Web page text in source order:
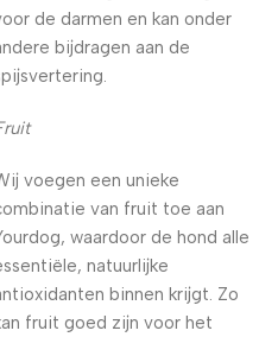
de darmen en kan onder
bijdragen aan de
voegen een unieke
van fruit toe aan
waardoor de hond alle
natuurlijke
binnen krijgt. Zo
fruit goed zijn voor het